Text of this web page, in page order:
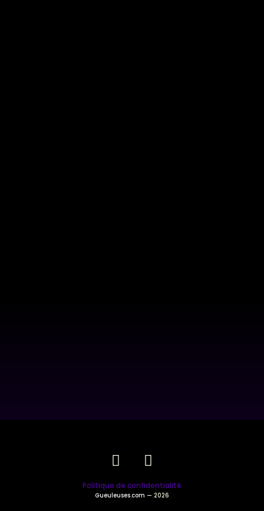
Politique de confidentialité
Gueuleuses.com — 2026